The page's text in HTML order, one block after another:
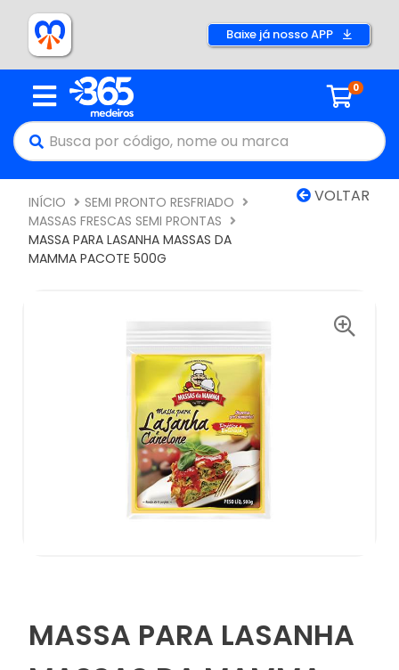
Baixe já nosso APP
0
VOLTAR
INÍCIO
SEMI PRONTO RESFRIADO
MASSAS FRESCAS SEMI PRONTAS
MASSA PARA LASANHA MASSAS DA
MAMMA PACOTE 500G
MASSA PARA LASANHA